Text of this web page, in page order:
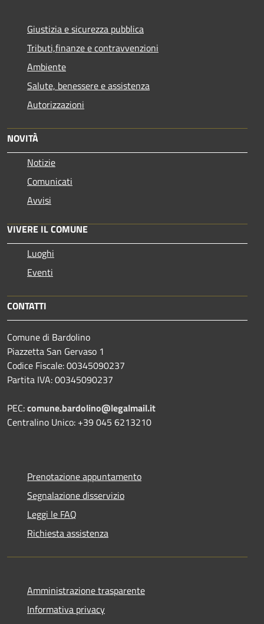
Giustizia e sicurezza pubblica
Tributi,finanze e contravvenzioni
Ambiente
Salute, benessere e assistenza
Autorizzazioni
NOVITÀ
Notizie
Comunicati
Avvisi
VIVERE IL COMUNE
Luoghi
Eventi
CONTATTI
Comune di Bardolino
Piazzetta San Gervaso 1
Codice Fiscale: 00345090237
Partita IVA: 00345090237
PEC:comune.bardolino@legalmail.it
Centralino Unico: +39 045 6213210
Prenotazione appuntamento
Segnalazione disservizio
Leggi le FAQ
Richiesta assistenza
Amministrazione trasparente
Informativa privacy